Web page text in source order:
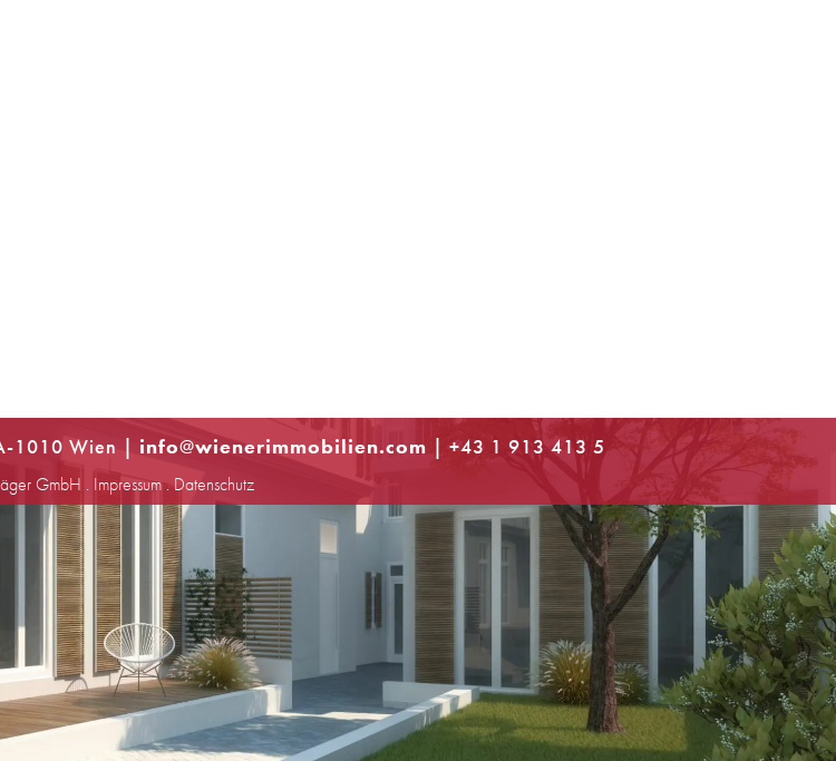
1010 Wien | info@wienerimmobilien.com | +43 1 913 413 5
GmbH . Impressum.Datenschutz